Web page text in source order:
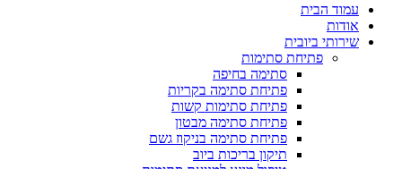
עמוד הבית
אודות
שירותי ביובית
פתיחת סתימות
סתימה בחיפה
פתיחת סתימה בקריות
פתיחת סתימות קשות
פתיחת סתימה מבטון
פתיחת סתימה בניקוז גשם
תיקון בריכות ביוב